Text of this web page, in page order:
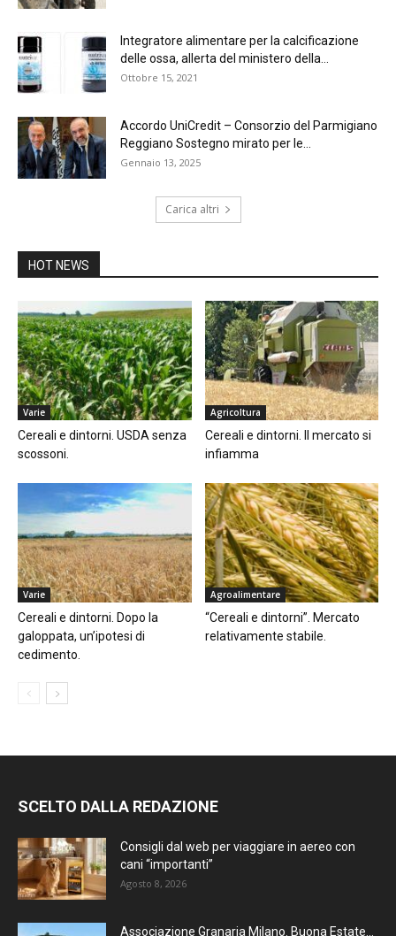
Integratore alimentare per la calcificazione
delle ossa, allerta del ministero della...
Ottobre 15, 2021
Accordo UniCredit – Consorzio del Parmigiano
Reggiano Sostegno mirato per le...
Gennaio 13, 2025
Carica altri
HOT NEWS
Varie
Cereali e dintorni. USDA senza
scossoni.
Agricoltura
Cereali e dintorni. Il mercato si
infiamma
Varie
Cereali e dintorni. Dopo la
galoppata, un’ipotesi di
cedimento.
Agroalimentare
“Cereali e dintorni”. Mercato
relativamente stabile.
SCELTO DALLA REDAZIONE
Consigli dal web per viaggiare in aereo con
cani “importanti”
Agosto 8, 2026
Associazione Granaria Milano. Buona Estate…